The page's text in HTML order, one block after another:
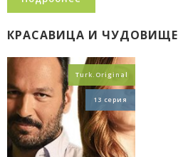
КРАСАВИЦА И ЧУДОВИЩЕ
Turk.Original
13 серия